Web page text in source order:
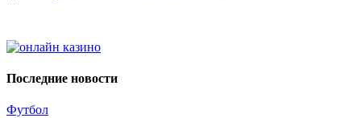
Последние новости
Футбол